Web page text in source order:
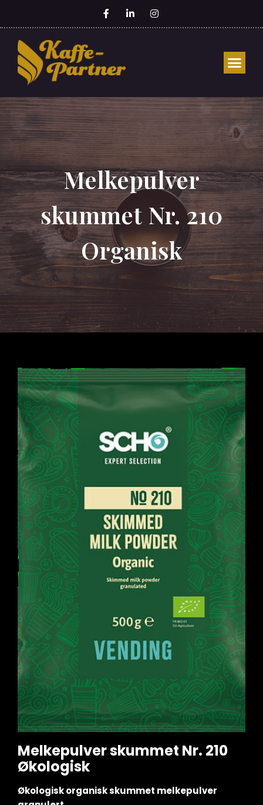
Melkepulver
skummet Nr. 210
Organisk
Melkepulver skummet Nr. 210
Økologisk
Økologisk organisk skummet melkepulver